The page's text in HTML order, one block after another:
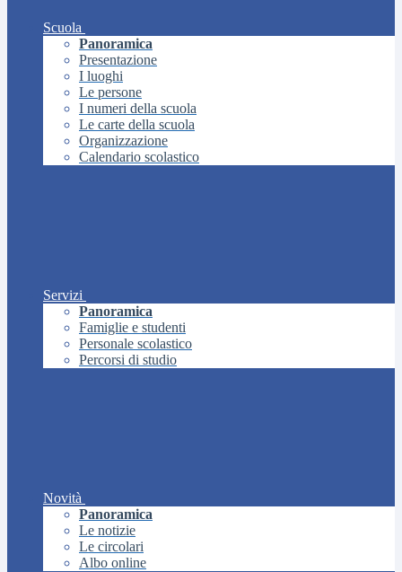
Scuola
Panoramica
Presentazione
I luoghi
Le persone
I numeri della scuola
Le carte della scuola
Organizzazione
Calendario scolastico
Servizi
Panoramica
Famiglie e studenti
Personale scolastico
Percorsi di studio
Novità
Panoramica
Le notizie
Le circolari
Albo online